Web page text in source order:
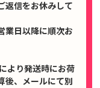
返信をお休みして
業日以降に順次お
より発送時にお荷
後、メールにて別